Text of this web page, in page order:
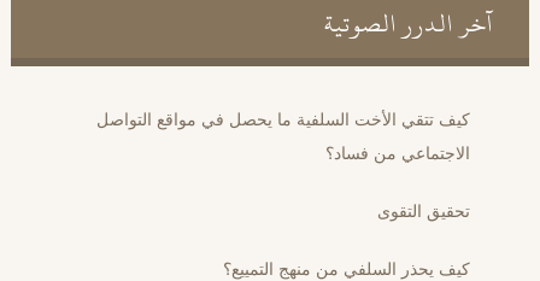
آخر الدرر الصوتية
كيف تتقي الأخت السلفية ما يحصل في مواقع التواصل
الاجتماعي من فساد؟
تحقيق التقوى
كيف يحذر السلفي من منهج التمييع؟